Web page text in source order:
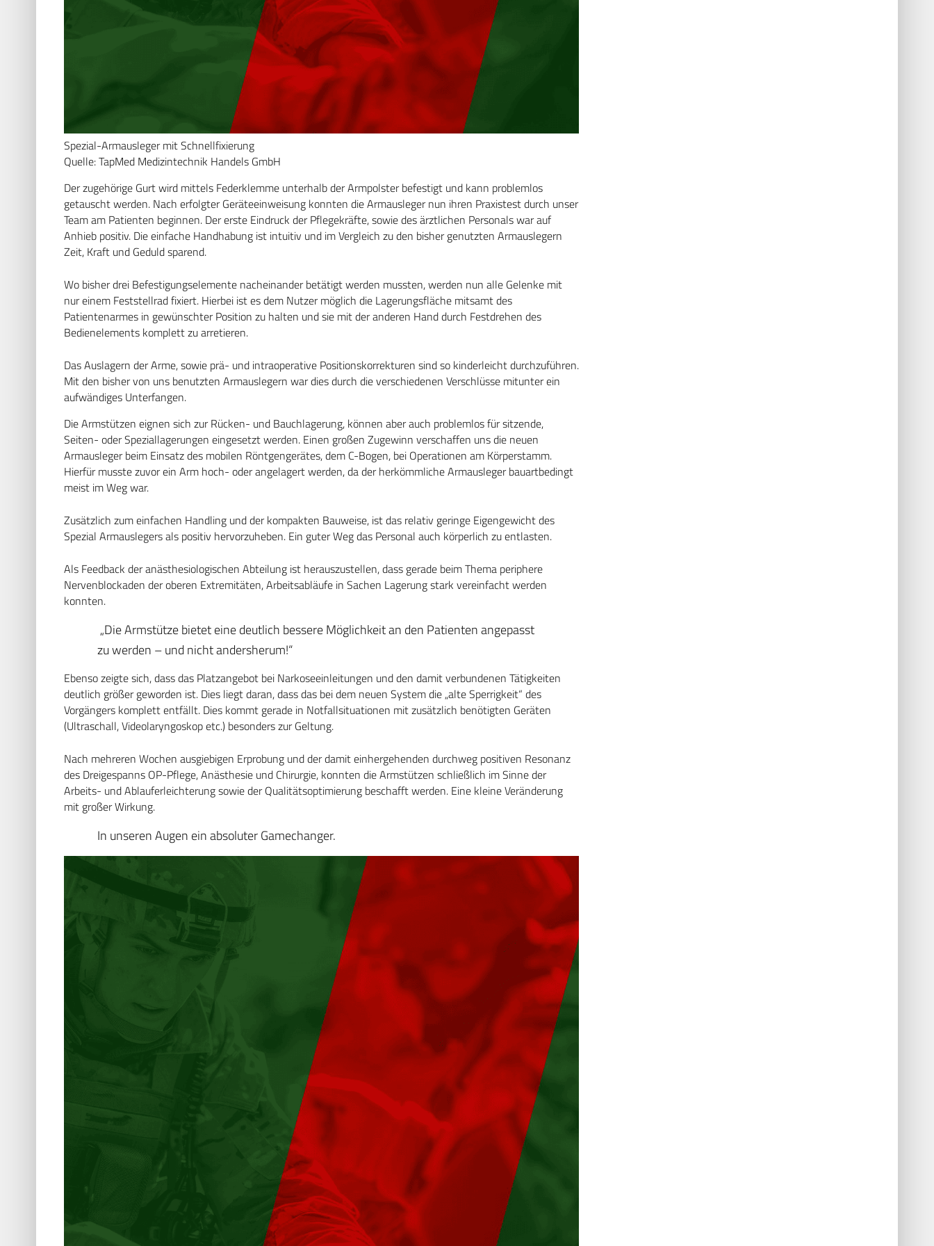
Spezial-Armausleger mit Schnellfixierung
Quelle: TapMed Medizintechnik Handels GmbH
Der zugehörige Gurt wird mittels Federklemme unterhalb der Armpolster befestigt und kann problemlos
getauscht werden. Nach erfolgter Geräteeinweisung konnten die Armausleger nun ihren Praxistest durch unser
Team am Patienten beginnen. Der erste Eindruck der Pflegekräfte, sowie des ärztlichen Personals war auf
Anhieb positiv. Die einfache Handhabung ist intuitiv und im Vergleich zu den bisher genutzten Armauslegern
Zeit, Kraft und Geduld sparend.
Wo bisher drei Befestigungselemente nacheinander betätigt werden mussten, werden nun alle Gelenke mit
nur einem Feststellrad fixiert. Hierbei ist es dem Nutzer möglich die Lagerungsfläche mitsamt des
Patientenarmes in gewünschter Position zu halten und sie mit der anderen Hand durch Festdrehen des
Bedienelements komplett zu arretieren.
Das Auslagern der Arme, sowie prä- und intraoperative Positionskorrekturen sind so kinderleicht durchzuführen.
Mit den bisher von uns benutzten Armauslegern war dies durch die verschiedenen Verschlüsse mitunter ein
aufwändiges Unterfangen.
Die Armstützen eignen sich zur Rücken- und Bauchlagerung, können aber auch problemlos für sitzende,
Seiten- oder Speziallagerungen eingesetzt werden. Einen großen Zugewinn verschaffen uns die neuen
Armausleger beim Einsatz des mobilen Röntgengerätes, dem C-Bogen, bei Operationen am Körperstamm.
Hierfür musste zuvor ein Arm hoch- oder angelagert werden, da der herkömmliche Armausleger bauartbedingt
meist im Weg war.
Zusätzlich zum einfachen Handling und der kompakten Bauweise, ist das relativ geringe Eigengewicht des
Spezial Armauslegers als positiv hervorzuheben. Ein guter Weg das Personal auch körperlich zu entlasten.
Als Feedback der anästhesiologischen Abteilung ist herauszustellen, dass gerade beim Thema periphere
Nervenblockaden der oberen Extremitäten, Arbeitsabläufe in Sachen Lagerung stark vereinfacht werden
konnten.
„Die Armstütze bietet eine deutlich bessere Möglichkeit an den Patienten angepasst
zu werden – und nicht andersherum!“
Ebenso zeigte sich, dass das Platzangebot bei Narkoseeinleitungen und den damit verbundenen Tätigkeiten
deutlich größer geworden ist. Dies liegt daran, dass das bei dem neuen System die „alte Sperrigkeit“ des
Vorgängers komplett entfällt. Dies kommt gerade in Notfallsituationen mit zusätzlich benötigten Geräten
(Ultraschall, Videolaryngoskop etc.) besonders zur Geltung.
Nach mehreren Wochen ausgiebigen Erprobung und der damit einhergehenden durchweg positiven Resonanz
des Dreigespanns OP-Pflege, Anästhesie und Chirurgie, konnten die Armstützen schließlich im Sinne der
Arbeits- und Ablauferleichterung sowie der Qualitätsoptimierung beschafft werden. Eine kleine Veränderung
mit großer Wirkung.
In unseren Augen ein absoluter Gamechanger.